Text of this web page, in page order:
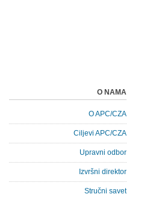
O NAMA
O APC/CZA
Ciljevi APC/CZA
Upravni odbor
Izvršni direktor
Stručni savet